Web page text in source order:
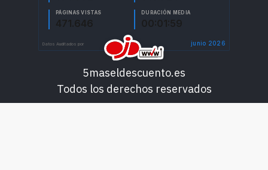
5maseldescuento.es
Todos los derechos reservados